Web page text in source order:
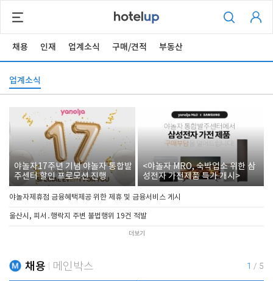
채용 인재 업계소식 구매/견적 부동산
업계소식
야놀자17주년 기념 야놀자 통합발
주센터 할인 프로모션 진행
<야놀자 MRO, 숙박업소 위한 삼
성전자 가전제품 특가 개시>
야놀자제휴점 금융혜택제공 위한 제휴 및 금융서비스 게시
울산시, 피서․행락지 주변 불법행위 19건 적발
더보기
채용 메인박스 1 / 5